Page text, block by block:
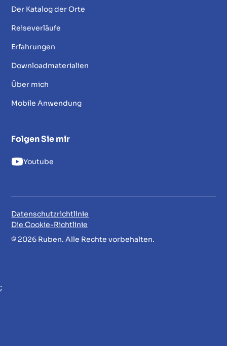
Der Katalog der Orte
Reiseverläufe
Erfahrungen
Downloadmaterialien
Über mich
Mobile Anwendung
Folgen Sie mir
Youtube
© 2026 Ruben. Alle Rechte vorbehalten.
Datenschutzrichtlinie
Die Cookie-Richtlinie
;